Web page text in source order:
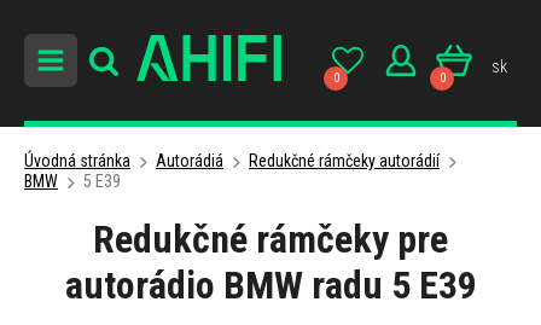
0 0
sk
Úvodná stránka Autorádiá
Redukčné rámčeky autorádií
BMW
5 E39
Redukčné rámčeky pre
autorádio BMW radu 5 E39